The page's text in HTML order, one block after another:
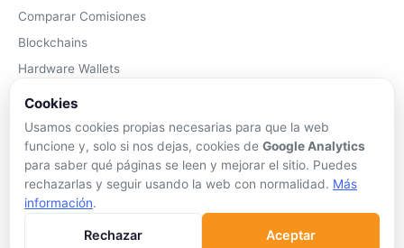
Comparar Comisiones
Blockchains
Hardware Wallets
Software Wallets
Mejor Wallet
Gastar Criptomonedas
APRENDER
Cookies
Usamos cookies propias necesarias para que la web
funcione y, solo si nos dejas, cookies de Google Analytics
para saber qué páginas se leen y mejorar el sitio. Puedes
rechazarlas y seguir usando la web con normalidad. Más
información.
Rechazar Aceptar